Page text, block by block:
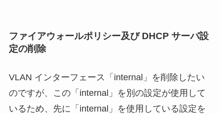
ファイアウォールポリシー及び DHCP サーバ設
定の削除
VLAN インターフェース「internal」を削除したい
のですが、この「internal」を別の設定が使用して
いるため、先に「internal」を使用している設定を